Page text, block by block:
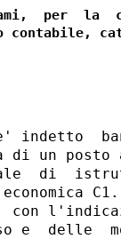
per  la
contabile,
indetto
di un
di
con
e  delle